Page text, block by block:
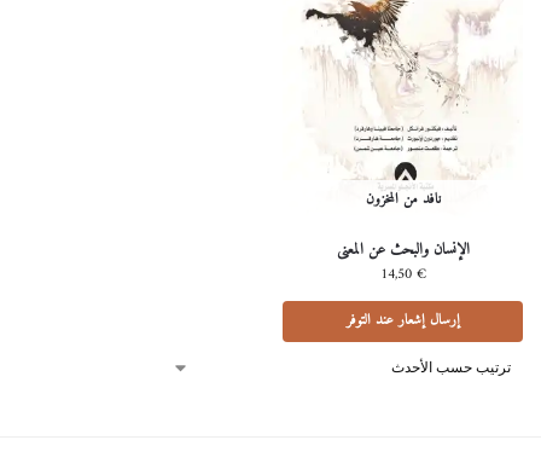
نافد من المخزون
اﻹنسان والبحث عن المعنى
14,50€
إرسال إشعار عند التوفر